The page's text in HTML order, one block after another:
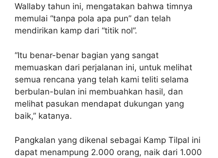
Wallaby tahun ini, mengatakan bahwa timnya
memulai “tanpa pola apa pun” dan telah
mendirikan kamp dari “titik nol”.
“Itu benar-benar bagian yang sangat
memuaskan dari perjalanan ini, untuk melihat
semua rencana yang telah kami teliti selama
berbulan-bulan ini membuahkan hasil, dan
melihat pasukan mendapat dukungan yang
baik,” katanya.
Pangkalan yang dikenal sebagai Kamp Tilpal ini
dapat menampung 2.000 orang, naik dari 1.000